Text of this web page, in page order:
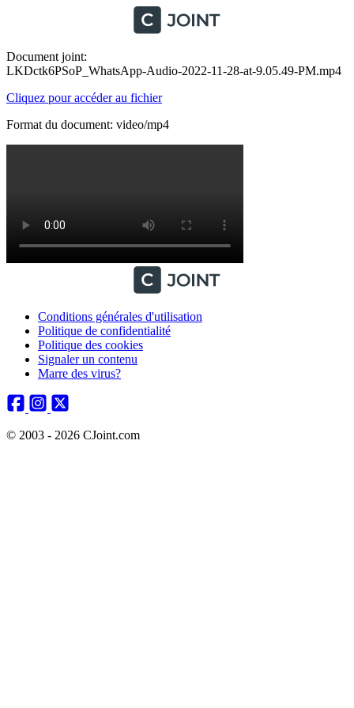
Document joint:
LKDctk6PSoP_WhatsApp-Audio-2022-11-28-at-9.05.49-PM.mp4
Cliquez pour accéder au fichier
Format du document: video/mp4
Conditions générales d'utilisation
Politique de confidentialité
Politique des cookies
Signaler un contenu
Marre des virus?
© 2003 - 2026 CJoint.com